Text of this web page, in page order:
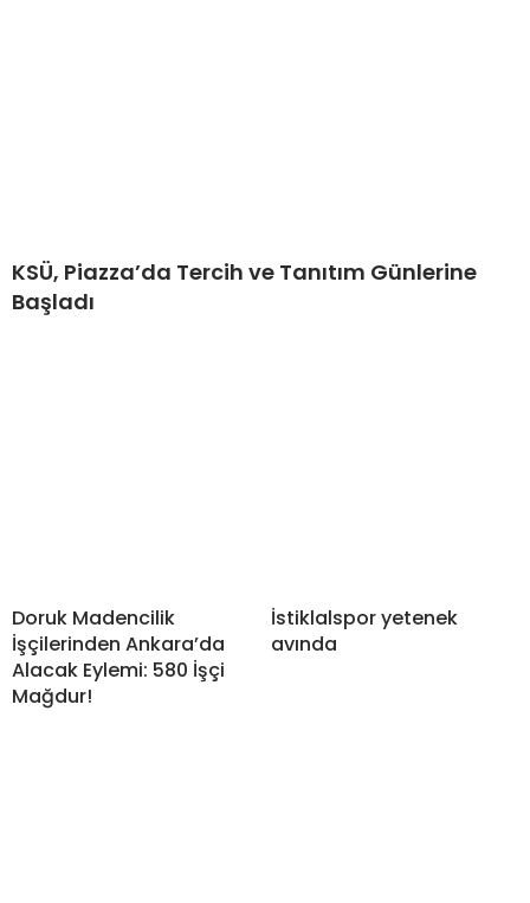
KSÜ, Piazza’da Tercih ve Tanıtım Günlerine
Başladı
Doruk Madencilik
İşçilerinden Ankara’da
Alacak Eylemi: 580 İşçi
Mağdur!
İstiklalspor yetenek
avında